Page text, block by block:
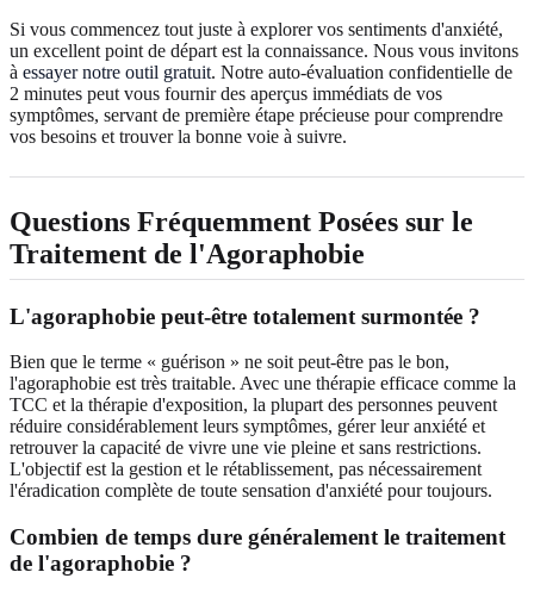
Si vous commencez tout juste à explorer vos sentiments d'anxiété,
un excellent point de départ est la connaissance. Nous vous invitons
à essayer notre outil gratuit. Notre auto-évaluation confidentielle de
2 minutes peut vous fournir des aperçus immédiats de vos
symptômes, servant de première étape précieuse pour comprendre
vos besoins et trouver la bonne voie à suivre.
Questions Fréquemment Posées sur le
Traitement de l'Agoraphobie
L'agoraphobie peut-être totalement surmontée ?
Bien que le terme « guérison » ne soit peut-être pas le bon,
l'agoraphobie est très traitable. Avec une thérapie efficace comme la
TCC et la thérapie d'exposition, la plupart des personnes peuvent
réduire considérablement leurs symptômes, gérer leur anxiété et
retrouver la capacité de vivre une vie pleine et sans restrictions.
L'objectif est la gestion et le rétablissement, pas nécessairement
l'éradication complète de toute sensation d'anxiété pour toujours.
Combien de temps dure généralement le traitement
de l'agoraphobie ?